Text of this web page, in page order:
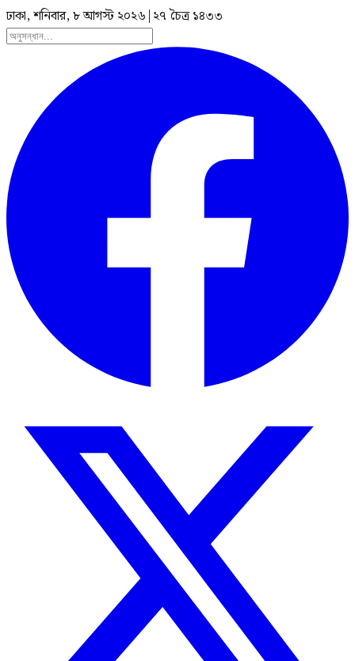
ঢাকা, শনিবার, ৮ আগস্ট ২০২৬ | ২৭ চৈত্র ১৪৩৩